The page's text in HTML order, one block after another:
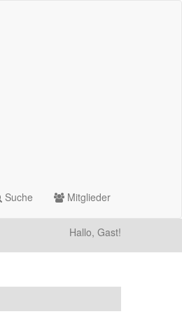
Suche Mitglieder
Hallo, Gast!